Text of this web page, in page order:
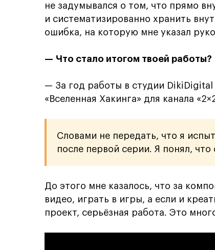
не задумывался о том, что прямо
и систематизированно хранить
ошибка, на которую мне указал
— Что стало итогом твоей работы?
— За год работы в студии
«Вселенная Хакинга» для канала
Словами не передать, что я
после первой серии. Я понял,
До этого мне казалось, что за
видео, играть в игры, а если и
проект, серьёзная работа. Это